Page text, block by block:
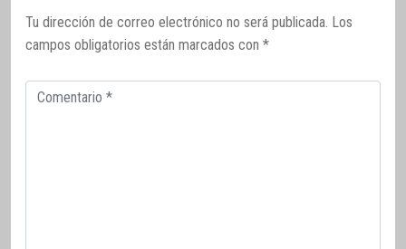
Tu dirección de correo electrónico no será publicada. Los
campos obligatorios están marcados con *
Comentario